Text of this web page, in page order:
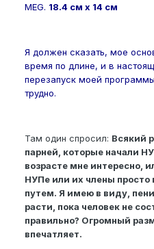
MEG. 18.4 см х 14 см
Я должен сказать, мое
время по длине, и в
перезапуск моей
трудно.
Там один спросил: Всякий
парней, которые начали
возрасте мне интересно,
НУПе или их члены
путем. Я имею в виду,
расти, пока человек не
правильно? Огромный
впечатляет.